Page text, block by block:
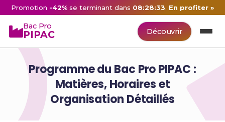
Promotion -42% se terminant dans 08:28:32. En profiter »
Bac Pro
PIPAC Découvrir
Programme du Bac Pro PIPAC :
Matières, Horaires et
Organisation Détaillés